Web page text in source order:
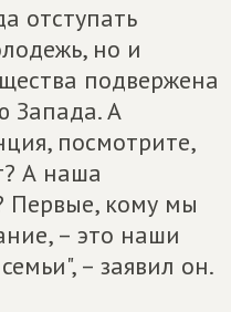
отступать
но и
подвержена
Запада. А
посмотрите,
А наша
Первые, кому мы
– это наши
– заявил он.